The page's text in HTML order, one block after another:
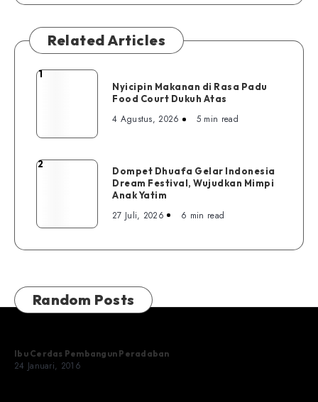
Related Articles
Nyicipin
Food
1
Nyicipin Makanan di Rasa Padu
Food Court Dukuh Atas
4 Agustus, 2026 5 min read
Dompet
Festival,
Anak
Yatim
2
Dompet Dhuafa Gelar Indonesia
Dream Festival, Wujudkan Mimpi
Anak Yatim
27 Juli, 2026 6 min read
Random Posts
Ibu Cerdas Pembangun Peradaban
24 Januari, 2016